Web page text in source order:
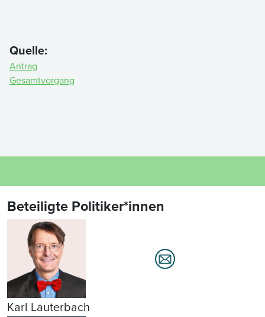
Quelle:
Antrag
Gesamtvorgang
Beteiligte Politiker*innen
Karl Lauterbach